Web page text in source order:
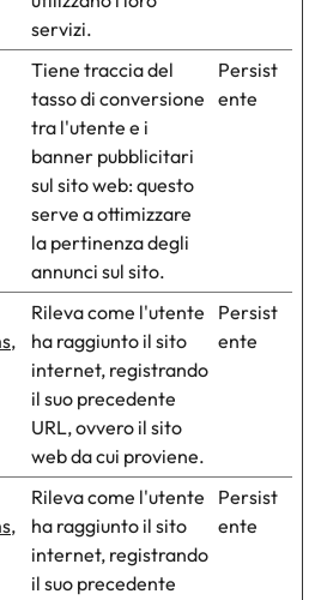
servizi.
Tiene traccia del
tasso di conversione
tra l'utente e i
banner pubblicitari
sul sito web: questo
serve a ottimizzare
la pertinenza degli
annunci sul sito.
Persist
ente
Rileva come l'utente
ha raggiunto il sito
internet, registrando
il suo precedente
URL, ovvero il sito
web da cui proviene.
Persist
ente
Rileva come l'utente
ha raggiunto il sito
internet, registrando
il suo precedente
Persist
ente